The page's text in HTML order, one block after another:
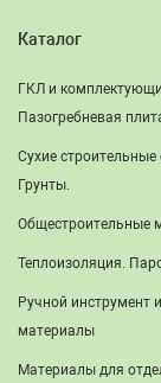
Каталог
ГКЛ и
Пазогребневая
Сухие строительные
Грунты.
Общестроительные
Теплоизоляция.
Ручной инструмент
материалы
Материалы для